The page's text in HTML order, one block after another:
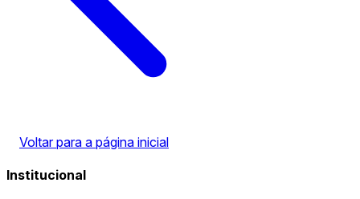
Voltar para a página inicial
Institucional